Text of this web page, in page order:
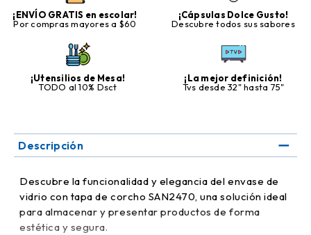
¡ENVÍO GRATIS en escolar!
Por compras mayores a $60
¡Cápsulas Dolce Gusto!
Descubre todos sus sabores
¡Utensilios de Mesa!
TODO al 10% Dsct
¡La mejor definición!
Tvs desde 32" hasta 75"
Descripción
Descubre la funcionalidad y elegancia del envase de
vidrio con tapa de corcho SAN2470, una solución ideal
para almacenar y presentar productos de forma
estética y segura.